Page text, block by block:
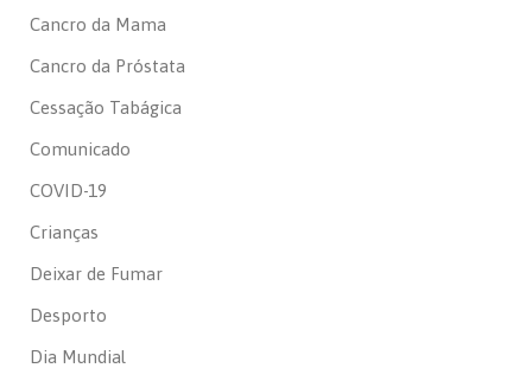
Cancro da Mama
Cancro da Próstata
Cessação Tabágica
Comunicado
COVID-19
Crianças
Deixar de Fumar
Desporto
Dia Mundial